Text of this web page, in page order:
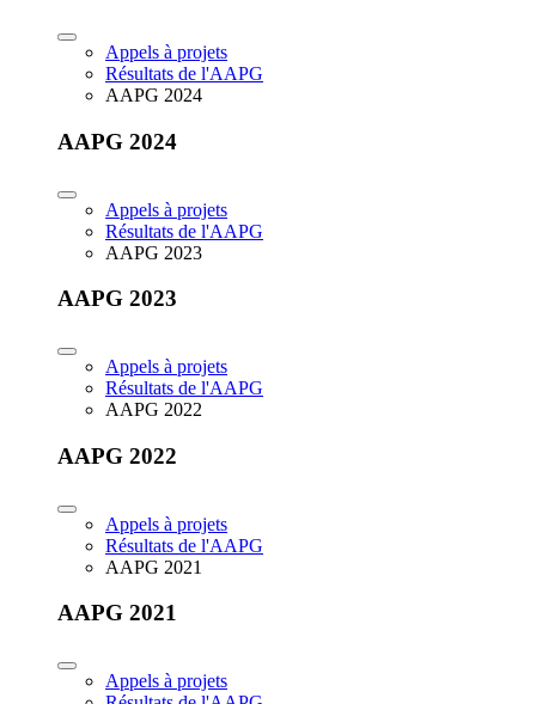
Appels à projets
Résultats de l'AAPG
AAPG 2024
AAPG 2024
Appels à projets
Résultats de l'AAPG
AAPG 2023
AAPG 2023
Appels à projets
Résultats de l'AAPG
AAPG 2022
AAPG 2022
Appels à projets
Résultats de l'AAPG
AAPG 2021
AAPG 2021
Appels à projets